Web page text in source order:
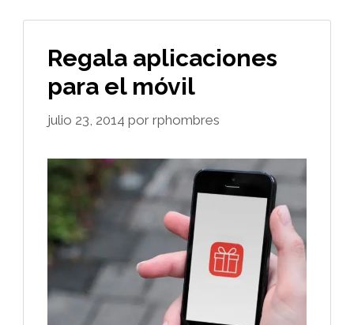
Regala aplicaciones
para el móvil
julio 23, 2014 por rphombres